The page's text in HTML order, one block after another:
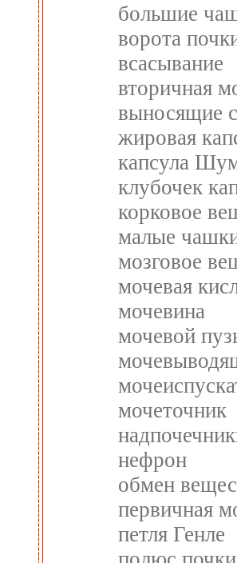
большие
ворота
всасывание
вторичная
выносящие
жировая
капсула
клубочек
корковое
малые
мозговое
мочевая
мочевина
мочевой
мочеточник
нефрон
обмен
первичная
петля Генле